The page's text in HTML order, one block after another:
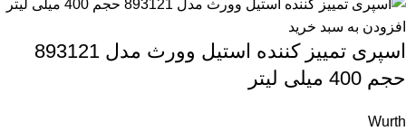
افزودن به سبد خرید
اسپری تمییز کننده استیل وورث مدل 893121
حجم 400 میلی لیتر
Wurth